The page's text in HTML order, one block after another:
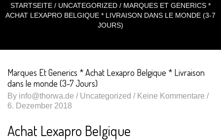
i
o
STARTSEITE / UNCATEGORIZED / MARQUES ET GENERICS *
ACHAT LEXAPRO BELGIQUE * LIVRAISON DANS LE MONDE (3-7
JOURS)
Marques Et Generics * Achat Lexapro Belgique * Livraison
dans le monde (3-7 Jours)
By info@thorwa.de / Uncategorized / Keine Kommentare /
6. Dezember 2018
Achat Lexapro Belgique